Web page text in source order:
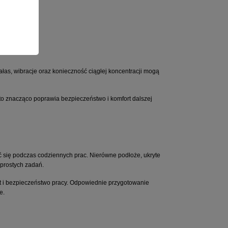
wibracje oraz konieczność ciągłej koncentracji mogą
znacząco poprawia bezpieczeństwo i komfort dalszej
podczas codziennych prac. Nierówne podłoże, ukryte
zadań.
bezpieczeństwo pracy. Odpowiednie przygotowanie